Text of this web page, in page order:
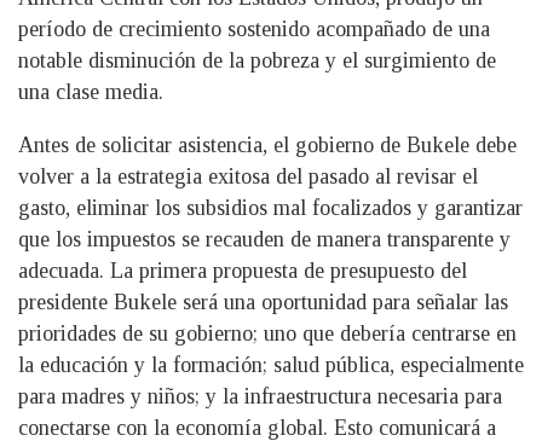
período de crecimiento sostenido acompañado de una
notable disminución de la pobreza y el surgimiento de
una clase media.
Antes de solicitar asistencia, el gobierno de Bukele debe
volver a la estrategia exitosa del pasado al revisar el
gasto, eliminar los subsidios mal focalizados y garantizar
que los impuestos se recauden de manera transparente y
adecuada. La primera propuesta de presupuesto del
presidente Bukele será una oportunidad para señalar las
prioridades de su gobierno; uno que debería centrarse en
la educación y la formación; salud pública, especialmente
para madres y niños; y la infraestructura necesaria para
conectarse con la economía global. Esto comunicará a